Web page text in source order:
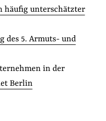
häufig unterschätzter
des 5. Armuts- und
in der
Berlin